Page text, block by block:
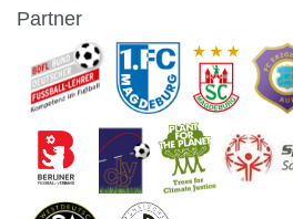
Partner